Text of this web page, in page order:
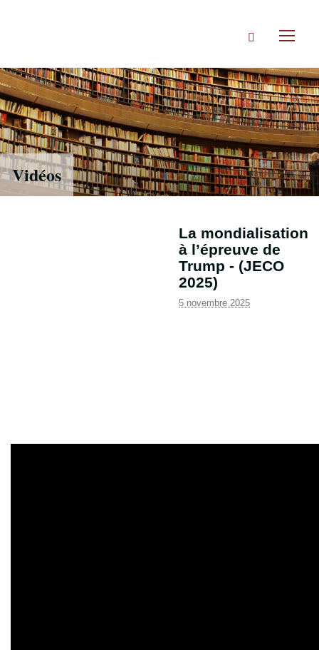
Rechercher
Vidéos
La mondialisation
à l’épreuve de
Trump - (JECO
2025)
5 novembre 2025